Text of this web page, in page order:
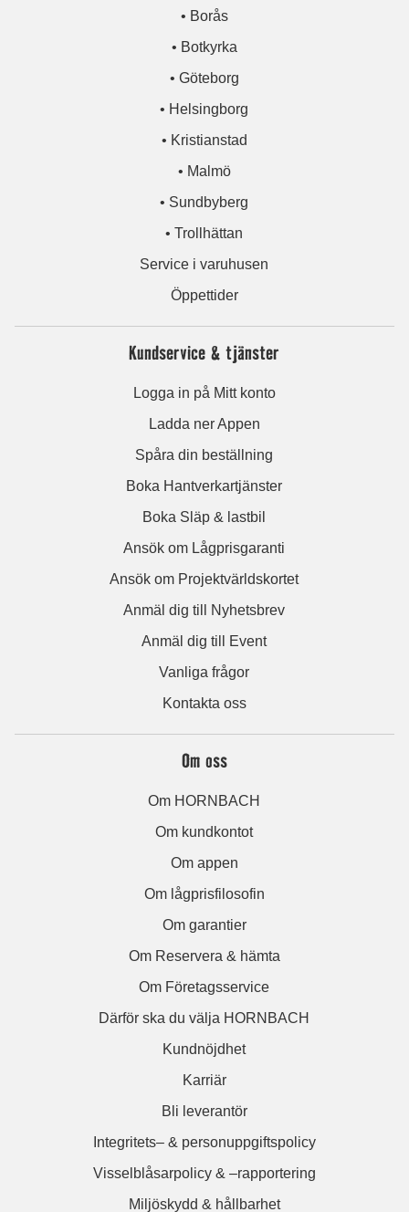
• Borås
• Botkyrka
• Göteborg
• Helsingborg
• Kristianstad
• Malmö
• Sundbyberg
• Trollhättan
Service i varuhusen
Öppettider
Kundservice & tjänster
Logga in på Mitt konto
Ladda ner Appen
Spåra din beställning
Boka Hantverkartjänster
Boka Släp & lastbil
Ansök om Lågprisgaranti
Ansök om Projektvärldskortet
Anmäl dig till Nyhetsbrev
Anmäl dig till Event
Vanliga frågor
Kontakta oss
Om oss
Om HORNBACH
Om kundkontot
Om appen
Om lågprisfilosofin
Om garantier
Om Reservera & hämta
Om Företagsservice
Därför ska du välja HORNBACH
Kundnöjdhet
Karriär
Bli leverantör
Integritets– & personuppgiftspolicy
Visselblåsarpolicy & –rapportering
Miljöskydd & hållbarhet